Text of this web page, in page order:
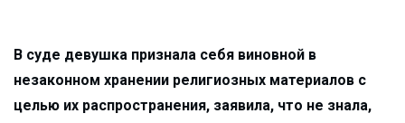
В суде девушка признала себя виновной в
незаконном хранении религиозных материалов с
целью их распространения, заявила, что не знала,